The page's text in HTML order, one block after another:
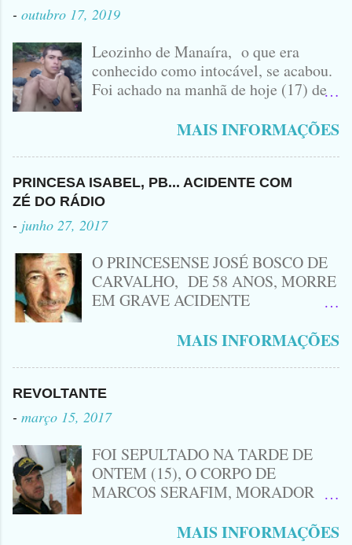
- outubro 17, 2019
Leozinho de Manaíra, o que era
conhecido como intocável, se acabou.
Foi achado na manhã de hoje (17) de
no Sertão da Paraíba, o Lendário
atingido com disparo de calibre 12. O
Procurado pela Justiça havia matado
a Namorada dele, Fabrícia Nogueira ,
Peixeira. Ele deu mais de 10 Facadas
na Adolescente.
MAIS INFORMAÇÕES
PRINCESA ISABEL, PB... ACIDENTE COM
ZÉ DO RÁDIO
- junho 27, 2017
O PRINCESENSE JOSÉ BOSCO DE
CARVALHO, DE 58 ANOS, MORRE
EM GRAVE ACIDENTE
CINQUENTINHA SHINERAY E UM
PRÓXIMO A ENTRADA DE LAGOA
DA CRUZ, A VÍTIMA CONHECIDA
NO LOCAL... ZÉ DO RÁDIO COMO
ERA CONHECIDO TRABALHAVA
HÁ MUITOS ANOS COM
ELETRÔNICOS COMO: RÁDIOS ,
MAIS INFORMAÇÕES
REVOLTANTE
- março 15, 2017
FOI SEPULTADO NA TARDE DE
ONTEM (15), O CORPO DE
MARCOS SERAFIM, MORADOR
DE SÃO JOÃO, O MESMO FOI
MAIS INFORMAÇÕES